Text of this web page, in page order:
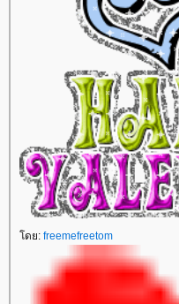
โดย: freemefreetom